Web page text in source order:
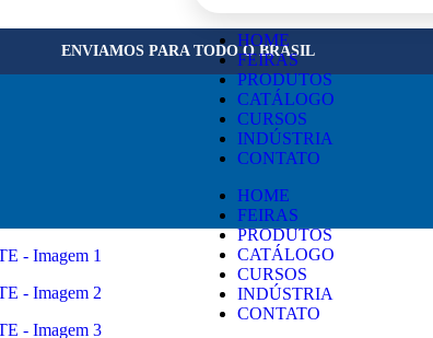
ENVIAMOS PARA TODO O BRASIL
HOME
FEIRAS
PRODUTOS
CATÁLOGO
CURSOS
INDÚSTRIA
CONTATO
HOME
FEIRAS
PRODUTOS
CATÁLOGO
CURSOS
INDÚSTRIA
CONTATO